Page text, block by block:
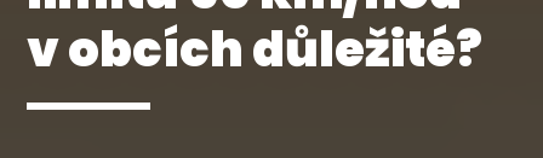
v obcích důležité?